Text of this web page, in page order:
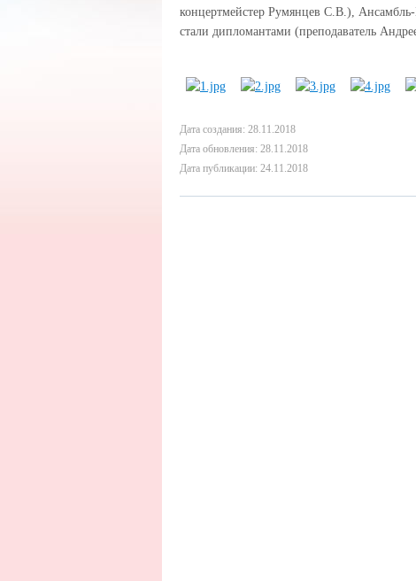
концертмейстер Румянцев С.В.),
стали дипломантами (преподаватель
Дата создания: 28.11.2018
Дата обновления: 28.11.2018
Дата публикации: 24.11.2018